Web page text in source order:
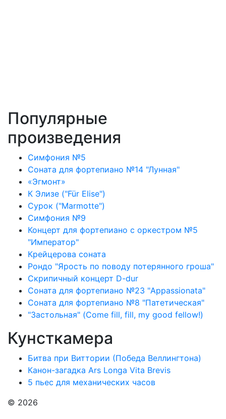
Популярные
произведения
Симфония №5
Соната для фортепиано №14 "Лунная"
«Эгмонт»
К Элизе ("Für Elise")
Сурок ("Marmotte")
Симфония №9
Концерт для фортепиано с оркестром №5
"Император"
Крейцерова соната
Рондо "Ярость по поводу потерянного гроша"
Скрипичный концерт D-dur
Соната для фортепиано №23 "Appassionata"
Соната для фортепиано №8 "Патетическая"
"Застольная" (Come fill, fill, my good fellow!)
Кунсткамера
Битва при Виттории (Победа Веллингтона)
Канон-загадка Ars Longa Vita Brevis
5 пьес для механических часов
© 2026